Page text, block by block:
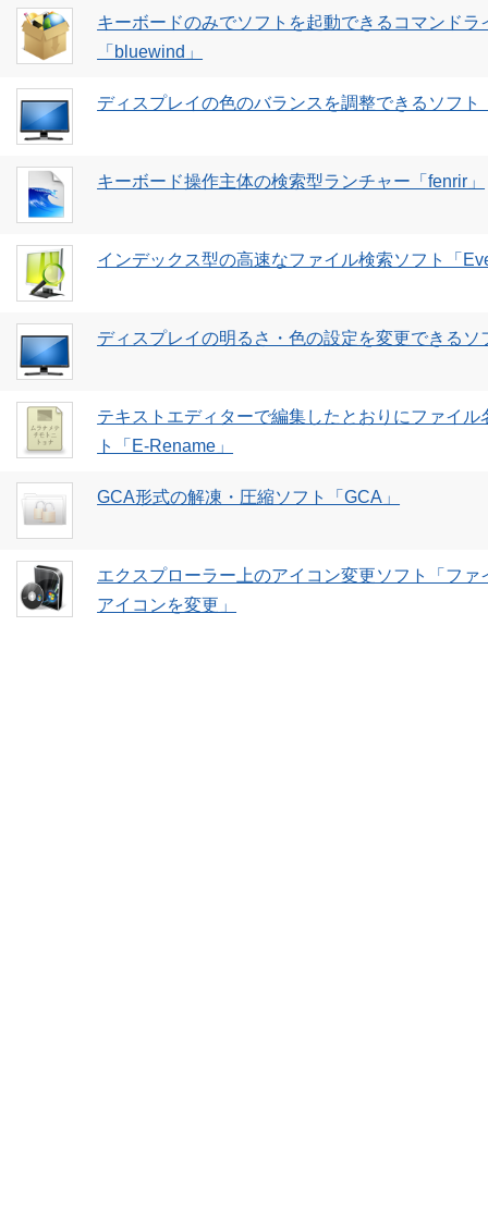
キーボードのみでソフトを起動できるコマンドラ
「bluewind」
ディスプレイの色のバランスを調整できるソフト
キーボード操作主体の検索型ランチャー「fenrir」
インデックス型の高速なファイル検索ソフト「
ディスプレイの明るさ・色の設定を変更できる
テキストエディターで編集したとおりにファイ
ト「E-Rename」
GCA形式の解凍・圧縮ソフト「GCA」
エクスプローラー上のアイコン変更ソフト「フ
アイコンを変更」